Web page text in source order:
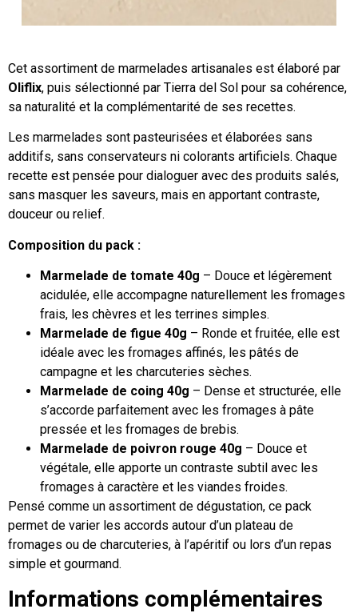
Cet assortiment de marmelades artisanales est élaboré par
Oliflix, puis sélectionné par Tierra del Sol pour sa cohérence,
sa naturalité et la complémentarité de ses recettes.
Les marmelades sont pasteurisées et élaborées sans
additifs, sans conservateurs ni colorants artificiels. Chaque
recette est pensée pour dialoguer avec des produits salés,
sans masquer les saveurs, mais en apportant contraste,
douceur ou relief.
Composition du pack :
Marmelade de tomate 40g – Douce et légèrement
acidulée, elle accompagne naturellement les fromages
frais, les chèvres et les terrines simples.
Marmelade de figue 40g – Ronde et fruitée, elle est
idéale avec les fromages affinés, les pâtés de
campagne et les charcuteries sèches.
Marmelade de coing 40g – Dense et structurée, elle
s’accorde parfaitement avec les fromages à pâte
pressée et les fromages de brebis.
Marmelade de poivron rouge 40g – Douce et
végétale, elle apporte un contraste subtil avec les
fromages à caractère et les viandes froides.
Pensé comme un assortiment de dégustation, ce pack
permet de varier les accords autour d’un plateau de
fromages ou de charcuteries, à l’apéritif ou lors d’un repas
simple et gourmand.
Informations complémentaires